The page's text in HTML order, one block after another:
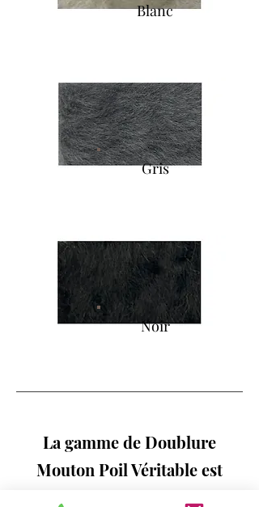
Blanc
Gris
Noir
La gamme de Doublure
Mouton Poil Véritable est